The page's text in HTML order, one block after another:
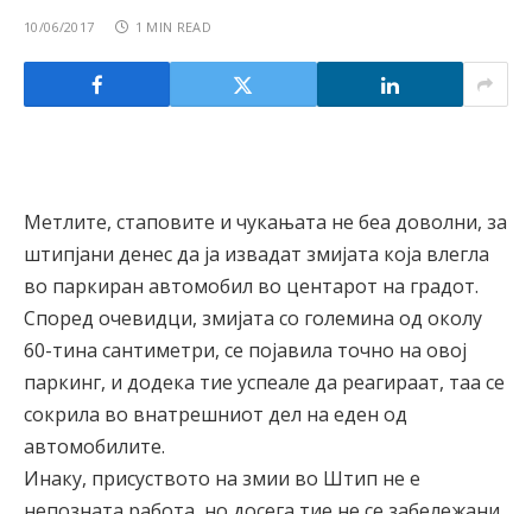
10/06/2017 1 MIN READ
Метлите, стаповите и чукањата не беа доволни, за
штипјани денес да ја извадат змијата која влегла
во паркиран автомобил во центарот на градот.
Според очевидци, змијата со големина од околу
60-тина сантиметри, се појавила точно на овој
паркинг, и додека тие успеале да реагираат, таа се
сокрила во внатрешниот дел на еден од
автомобилите.
Инаку, присуството на змии во Штип не е